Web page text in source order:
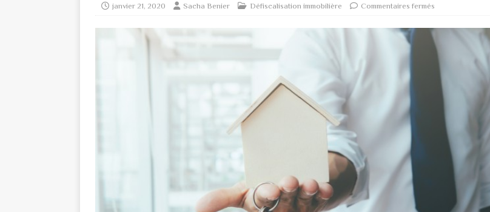
janvier 21, 2020 Sacha Benier Défiscalisation immobilière Commentaires fermés